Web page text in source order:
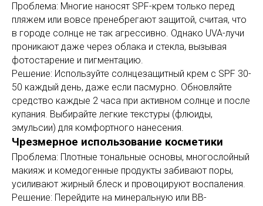
Проблема: Многие наносят SPF-крем только перед
пляжем или вовсе пренебрегают защитой, считая, что
в городе солнце не так агрессивно. Однако UVA-лучи
проникают даже через облака и стекла, вызывая
фотостарение и пигментацию.
Решение: Используйте солнцезащитный крем с SPF 30-
50 каждый день, даже если пасмурно. Обновляйте
средство каждые 2 часа при активном солнце и после
купания. Выбирайте легкие текстуры (флюиды,
эмульсии) для комфортного нанесения.
Чрезмерное использование косметики
Проблема: Плотные тональные основы, многослойный
макияж и комедогенные продукты забивают поры,
усиливают жирный блеск и провоцируют воспаления.
Решение: Перейдите на минеральную или BB-